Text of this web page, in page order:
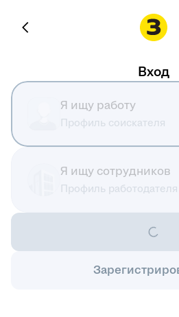
Вход
Я ищу работу
Профиль соискателя
Я ищу сотрудников
Профиль работодателя